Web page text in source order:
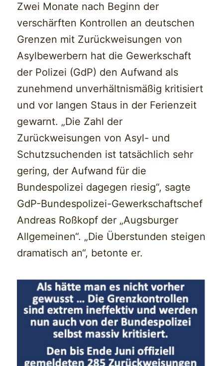
Zwei Monate nach Beginn der
verschärften Kontrollen an deutschen
Grenzen mit Zurückweisungen von
Asylbewerbern hat die Gewerkschaft
der Polizei (GdP) den Aufwand als
zunehmend unverhältnismäßig kritisiert
und vor langen Staus in der Ferienzeit
gewarnt. „Die Zahl der
Zurückweisungen von Asyl- und
Schutzsuchenden ist tatsächlich sehr
gering, der Aufwand für die
Bundespolizei dagegen riesig“, sagte
GdP-Bundespolizei-Gewerkschaftschef
Andreas Roßkopf der „Augsburger
Allgemeinen“. „Die Überstunden steigen
dramatisch an“, betonte er.